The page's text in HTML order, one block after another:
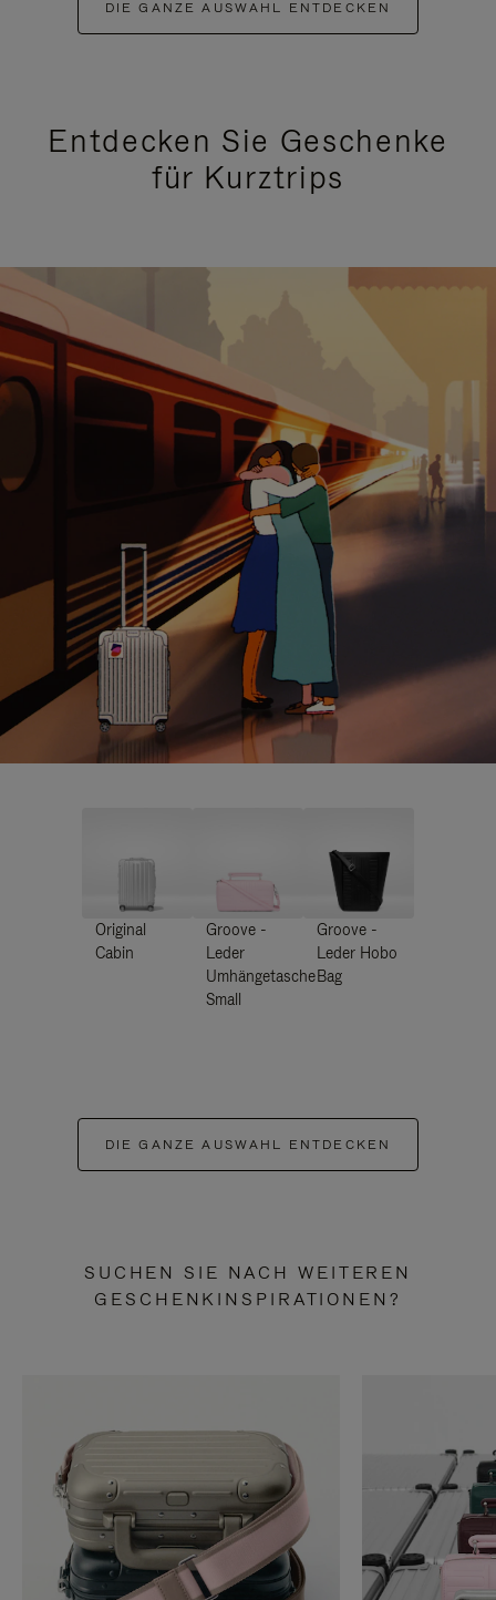
DIE GANZE AUSWAHL ENTDECKEN
Entdecken Sie Geschenke
für Kurztrips
Original
Cabin
Groove -
Leder
Umhängetasche
Small
Groove -
Leder Hobo
Bag
DIE GANZE AUSWAHL ENTDECKEN
SUCHEN SIE NACH WEITEREN
GESCHENKINSPIRATIONEN?